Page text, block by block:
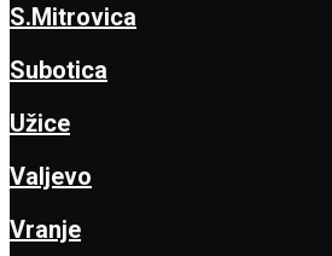
S.Mitrovica
Subotica
Užice
Valjevo
Vranje